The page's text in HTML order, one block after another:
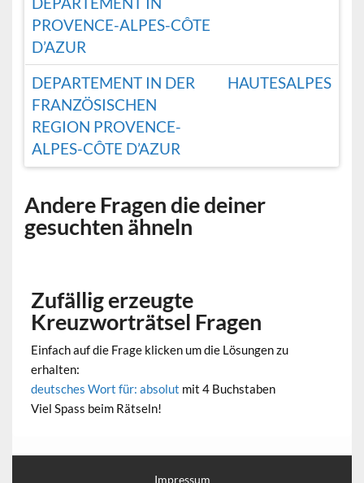
PROVENCE-ALPES-CÔTE
D’AZUR
DEPARTEMENT IN DER
FRANZÖSISCHEN
REGION PROVENCE-
ALPES-CÔTE D’AZUR
HAUTESALPES
Andere Fragen die deiner
gesuchten ähneln
Zufällig erzeugte
Kreuzworträtsel Fragen
Einfach auf die Frage klicken um die Lösungen zu
erhalten:
deutsches Wort für: absolut mit 4 Buchstaben
Viel Spass beim Rätseln!
Impressum